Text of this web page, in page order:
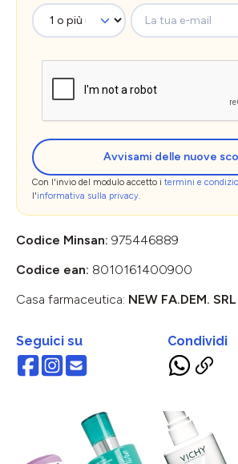
La tua e-mail
Avvisami delle nuove
Con l'invio del modulo accetto i termini e
l'informativa sulla privacy.
Codice Minsan: 975446889
Codice ean: 8010161400900
Casa farmaceutica: NEW FA.DEM. SRL
Seguici su Condividi